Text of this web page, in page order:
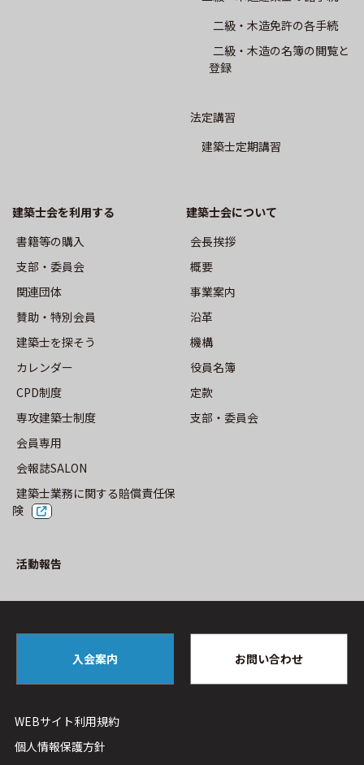
定款
⽀部・委員会
活動報告
二級・木造免許の各手続
二級・木造の名簿の閲覧と
登録
法定講習
建築士定期講習
建築士会を利用する
書籍等の購⼊
⽀部・委員会
関連団体
賛助・特別会員
建築士を探そう
カレンダー
CPD制度
専攻建築士制度
会員専用
会報誌SALON
建築士業務に関する賠償責任保
険
建築⼠会について
会長挨拶
概要
事業案内
沿革
機構
役員名簿
定款
⽀部・委員会
活動報告
入会案内 お問い合わせ
WEBサイト利⽤規約
個人情報保護方針